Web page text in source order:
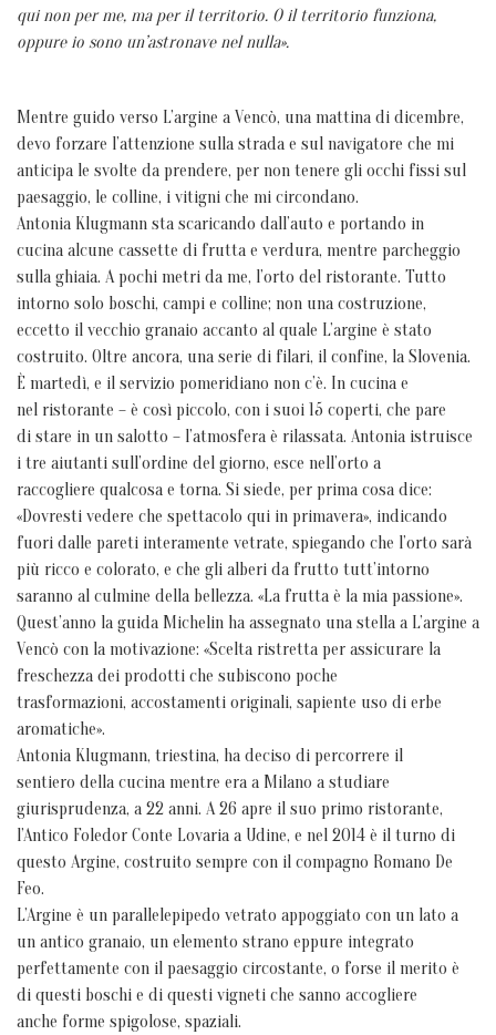
qui non per me, ma per il territorio. O il territorio funziona,
oppure io sono un’astronave nel nulla».
Mentre guido verso L’argine a Vencò, una mattina di dicembre,
devo forzare l’attenzione sulla strada e sul navigatore che mi
anticipa le svolte da prendere, per non tenere gli occhi fissi sul
paesaggio, le colline, i vitigni che mi circondano.
Antonia Klugmann sta scaricando dall’auto e portando in
cucina alcune cassette di frutta e verdura, mentre parcheggio
sulla ghiaia. A pochi metri da me, l’orto del ristorante. Tutto
intorno solo boschi, campi e colline; non una costruzione,
eccetto il vecchio granaio accanto al quale L’argine è stato
costruito. Oltre ancora, una serie di filari, il confine, la Slovenia.
È martedì, e il servizio pomeridiano non c’è. In cucina e
nel ristorante – è così piccolo, con i suoi 15 coperti, che pare
di stare in un salotto – l’atmosfera è rilassata. Antonia istruisce
i tre aiutanti sull’ordine del giorno, esce nell’orto a
raccogliere qualcosa e torna. Si siede, per prima cosa dice:
«Dovresti vedere che spettacolo qui in primavera», indicando
fuori dalle pareti interamente vetrate, spiegando che l’orto sarà
più ricco e colorato, e che gli alberi da frutto tutt’intorno
saranno al culmine della bellezza. «La frutta è la mia passione».
Quest’anno la guida Michelin ha assegnato una stella a L’argine a
Vencò con la motivazione: «Scelta ristretta per assicurare la
freschezza dei prodotti che subiscono poche
trasformazioni, accostamenti originali, sapiente uso di erbe
aromatiche».
Antonia Klugmann, triestina, ha deciso di percorrere il
sentiero della cucina mentre era a Milano a studiare
giurisprudenza, a 22 anni. A 26 apre il suo primo ristorante,
l’Antico Foledor Conte Lovaria a Udine, e nel 2014 è il turno di
questo Argine, costruito sempre con il compagno Romano De
Feo.
L’Argine è un parallelepipedo vetrato appoggiato con un lato a
un antico granaio, un elemento strano eppure integrato
perfettamente con il paesaggio circostante, o forse il merito è
di questi boschi e di questi vigneti che sanno accogliere
anche forme spigolose, spaziali.